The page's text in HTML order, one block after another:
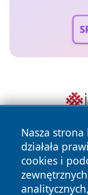
Nasza
działała
cookies i